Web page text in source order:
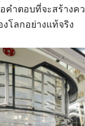
คำตอบที่จะสร้าง
โลกอย่างแท้จริง